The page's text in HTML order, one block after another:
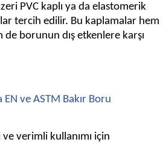
PVC kaplı ya da elastomerik
tercih edilir. Bu kaplamalar hem
de borunun dış etkenlere karşı
ve ASTM Bakır Boru
verimli kullanımı için